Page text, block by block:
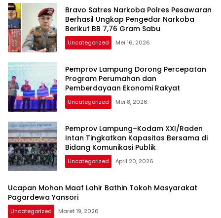
Bravo Satres Narkoba Polres Pesawaran
Berhasil Ungkap Pengedar Narkoba
Berikut BB 7,76 Gram Sabu
Uncategorized Mei 16, 2026
Pemprov Lampung Dorong Percepatan
Program Perumahan dan
Pemberdayaan Ekonomi Rakyat
Uncategorized Mei 8, 2026
Pemprov Lampung–Kodam XXI/Raden
Intan Tingkatkan Kapasitas Bersama di
Bidang Komunikasi Publik
Uncategorized April 20, 2026
Ucapan Mohon Maaf Lahir Bathin Tokoh Masyarakat
Pagardewa Yansori
Uncategorized Maret 19, 2026